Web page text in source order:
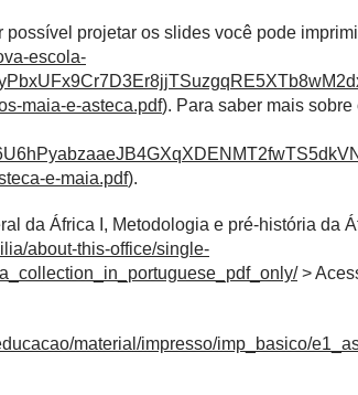
possível projetar os slides você pode
escola-
maia-e-asteca.pdf). Para saber mais
e-maia.pdf).
da África I, Metodologia e pré-história da
about-this-office/single-
>
material/impresso/imp_basico/